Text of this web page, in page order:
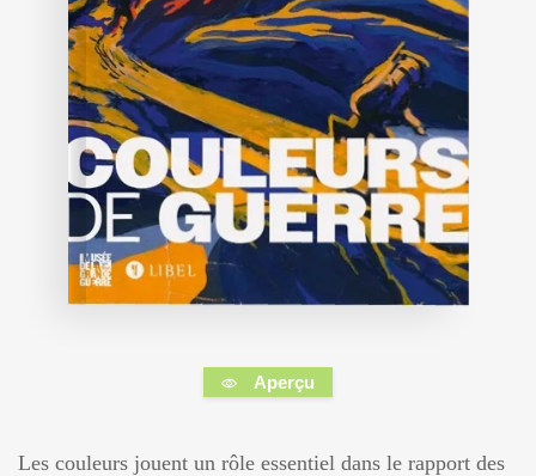
Aperçu
Les couleurs jouent un rôle essentiel dans le rapport des